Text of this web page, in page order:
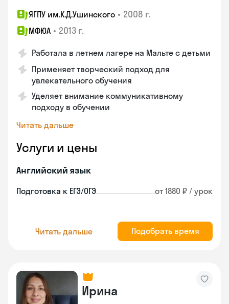
ЯГПУ им.К.Д.Ушинского • 2008 г.
МФЮА • 2013 г.
Работала в летнем лагере на Мальте с детьми
Применяет творческий подход для
увлекательного обучения
Уделяет внимание коммуникативному
подходу в обучении
Читать дальше
Услуги и цены
Английский язык
Подготовка к ЕГЭ/ОГЭ от 1880 ₽ / урок
Читать дальше Подобрать время
Ирина